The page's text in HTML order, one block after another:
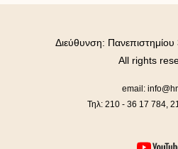
email:
Τηλ: 210 - 36 17 784,
Διεύθυνση:
All rights